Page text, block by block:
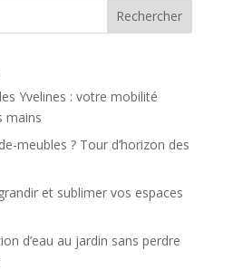
Yvelines : votre mobilité
mains
meubles ? Tour d’horizon des
et sublimer vos espaces
d’eau au jardin sans perdre